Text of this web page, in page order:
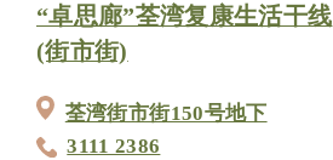
“卓思廊”荃湾复康生活干线
(街市街)
荃湾街市街150号地下
3111 2386